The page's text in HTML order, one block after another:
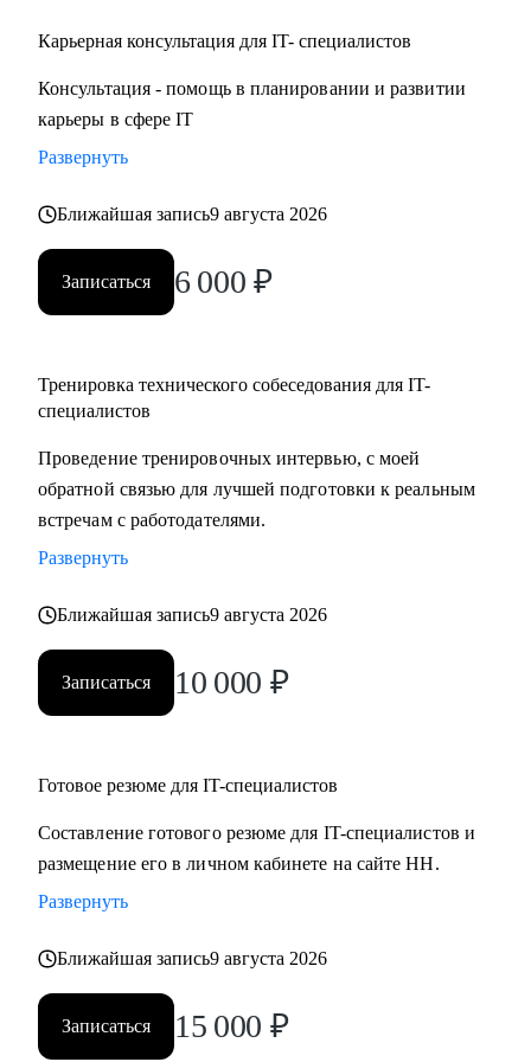
Карьерная консультация для IT- специалистов
Консультация - помощь в планировании и развитии
карьеры в сфере IT
Развернуть
Ближайшая запись9 августа 2026
Записаться 6 000 ₽
Тренировка технического собеседования для IT-
специалистов
Проведение тренировочных интервью, с моей
обратной связью для лучшей подготовки к реальным
встречам с работодателями.
Развернуть
Ближайшая запись9 августа 2026
Записаться 10 000 ₽
Готовое резюме для IT-специалистов
Составление готового резюме для IT-специалистов и
размещение его в личном кабинете на сайте НН.
Развернуть
Ближайшая запись9 августа 2026
Записаться 15 000 ₽